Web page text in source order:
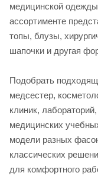
медицинской
ассортименте
топы, блузы,
шапочки и другая
Подобрать
медсестер,
клиник,
медицинских
модели разных
классических
для комфортного